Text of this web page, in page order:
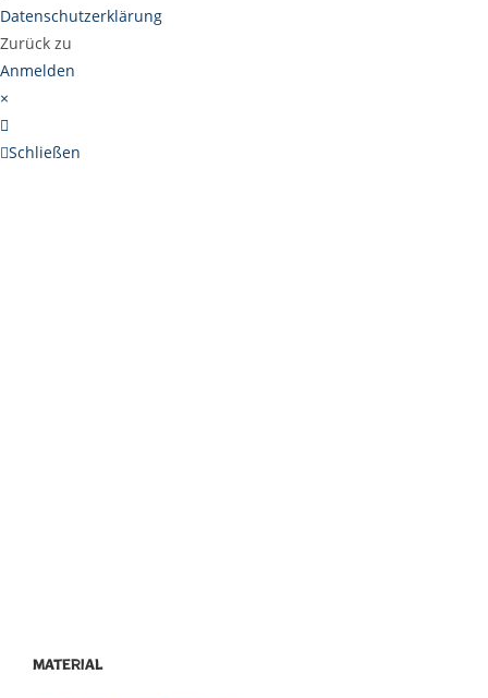
Datenschutzerklärung
Zurück zu
Anmelden
×
Schließen
Material